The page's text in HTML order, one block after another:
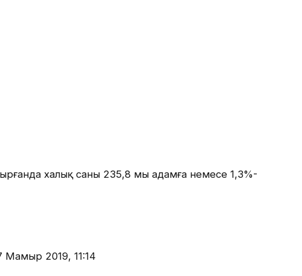
халық саны 235,8 мың адамға немесе 1,3%-
Мамыр 2019, 11:14